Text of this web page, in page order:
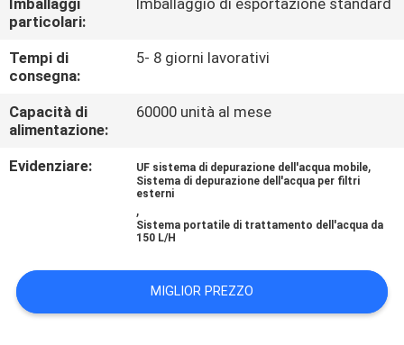
CONTATTICI
NOTIZIE
RICHIEDA
UNA
DEL
SITO
Imballaggi
particolari:
Imballaggio di esportazione standard
Tempi di
consegna:
5- 8 giorni lavorativi
Capacità di
alimentazione:
60000 unità al mese
Evidenziare: UF sistema di depurazione dell'acqua mobile,
Sistema di depurazione dell'acqua per filtri
esterni
,
Sistema portatile di trattamento dell'acqua da
150 L/H
MIGLIOR PREZZO